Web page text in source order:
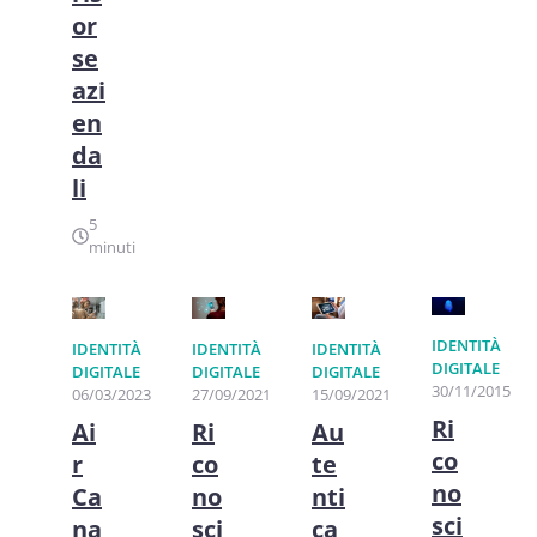
or
se
azi
en
da
li
5
minuti
IDENTITÀ
DIGITALE
06/03/2023
Ai
r
Ca
na
IDENTITÀ
DIGITALE
27/09/2021
Ri
co
no
sci
IDENTITÀ
DIGITALE
15/09/2021
Au
te
nti
ca
IDENTITÀ
DIGITALE
30/11/2015
Ri
co
no
sci